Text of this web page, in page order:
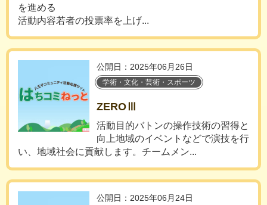
を進める
活動内容若者の投票率を上げ...
公開日：2025年06月26日
学術・文化・芸術・スポーツ
ZEROⅢ
活動目的バトンの操作技術の習得と
向上地域のイベントなどで演技を行
い、地域社会に貢献します。チームメン...
公開日：2025年06月24日